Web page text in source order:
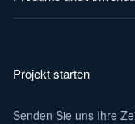
Projekt starten
Senden Sie uns Ihre